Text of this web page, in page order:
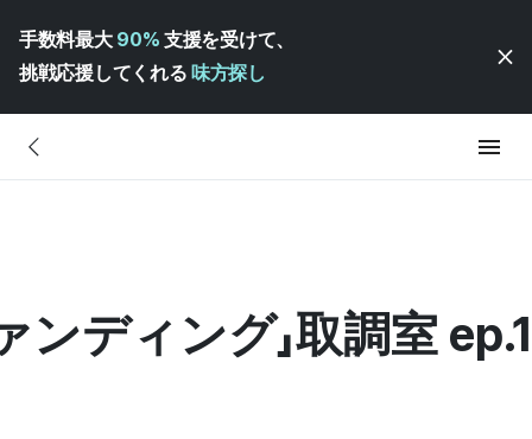
手数料最大 90% 支援を受けて、
挑戦応援してくれる 味方探し
ンディング」取調室